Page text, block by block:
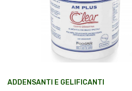
ADDENSANTI E GELIFICANTI